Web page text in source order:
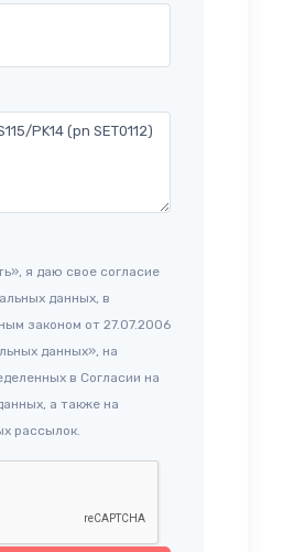
я даю свое согласие
данных, в
законом от 27.07.2006
данных», на
в Согласии на
а также на
рассылок.